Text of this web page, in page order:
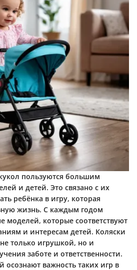
пользуются большим
и детей. Это связано с их
ребёнка в игру, которая
жизнь. С каждым годом
моделей, которые соответствуют
и интересам детей. Коляски
только игрушкой, но и
заботе и ответственности.
осознают важность таких игр в